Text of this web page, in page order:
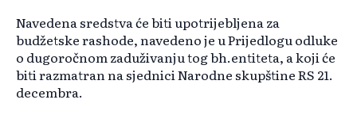
Navedena sredstva će biti upotrijebljena za
budžetske rashode, navedeno je u Prijedlogu odluke
o dugoročnom zaduživanju tog bh.entiteta, a koji će
biti razmatran na sjednici Narodne skupštine RS 21.
decembra.